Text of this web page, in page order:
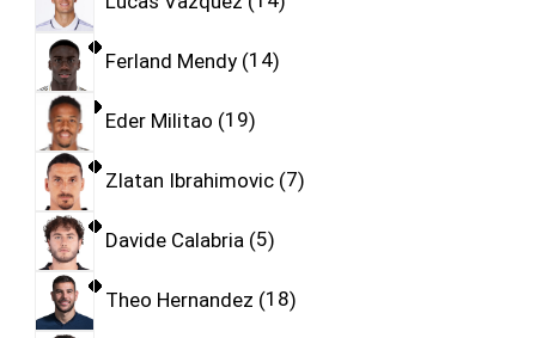
Ferland Mendy 14
Eder Militao 19
Zlatan Ibrahimovic 7
Davide Calabria 5
Theo Hernandez 18